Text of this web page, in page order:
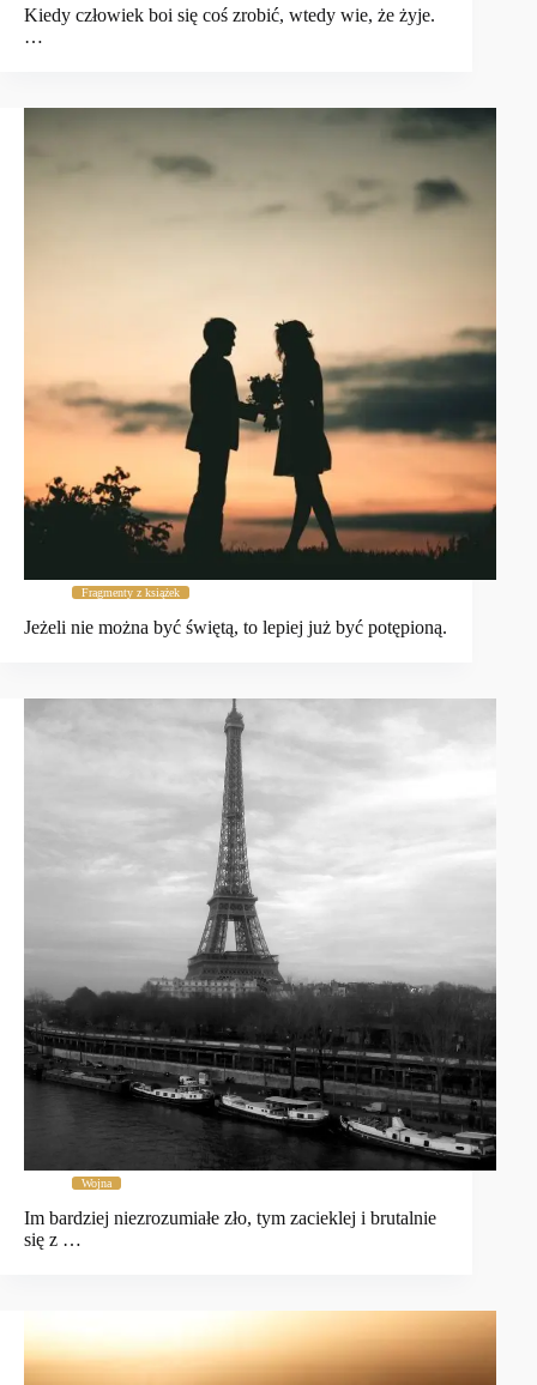
Kiedy człowiek boi się coś zrobić, wtedy wie, że żyje.
…
Fragmenty z książek
Jeżeli nie można być świętą, to lepiej już być potępioną.
Wojna
Im bardziej niezrozumiałe zło, tym zacieklej i brutalnie
się z …